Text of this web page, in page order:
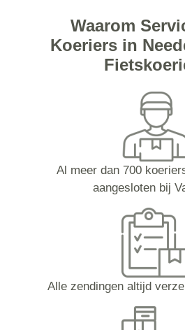
Waarom
Koeriers in
Al meer dan 700
aangesloten bij
Alle zendingen altijd